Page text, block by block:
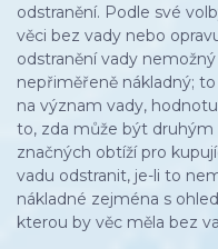
odstranění. Podle své
věci bez vady nebo
odstranění vady
nepřiměřeně nákladný;
na význam vady,
to, zda může být druhým
značných obtíží pro
vadu odstranit, je-li to
nákladné zejména s
kterou by věc měla bez